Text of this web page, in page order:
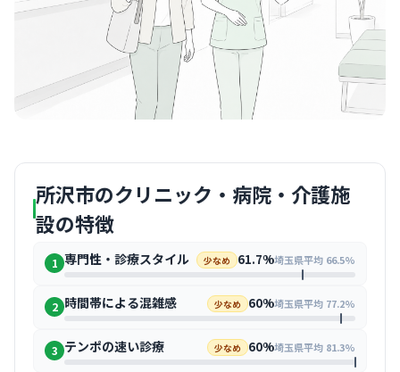
所沢市のクリニック・病院・介護施
設の特徴
1 専門性・診療スタイル 少なめ 61.7%埼玉県平均 66.5%
2 時間帯による混雑感 少なめ 60%埼玉県平均 77.2%
3 テンポの速い診療 少なめ 60%埼玉県平均 81.3%